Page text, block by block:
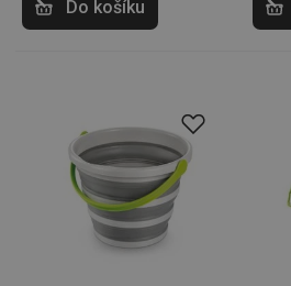
Do košíku